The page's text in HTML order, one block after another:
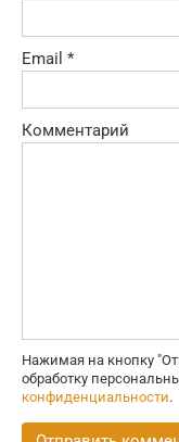
Email *
Комментарий
Нажимая на кнопку
обработку
конфиденциальности.